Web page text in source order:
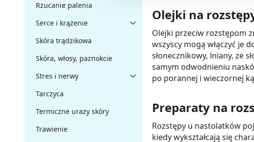
Rzucanie palenia
Serce i krążenie
Skóra trądzikowa
Skóra, włosy, paznokcie
Stres i nerwy
Tarczyca
Termiczne urazy skóry
Trawienie
Olejki na
Olejki przeciw rozstępom
wszyscy mogą włączyć je
słonecznikowy, lniany, ze
samym odwodnieniu
po porannej i wieczornej
Preparaty na
Rozstępy u nastolatków
kiedy wykształcają się